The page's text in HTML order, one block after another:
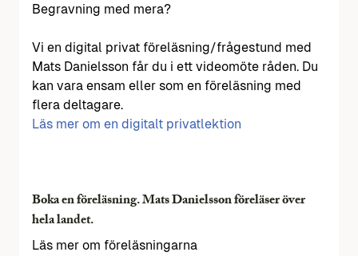
Begravning med mera?
Vi en digital privat föreläsning/frågestund med
Mats Danielsson får du i ett videomöte råden. Du
kan vara ensam eller som en föreläsning med
flera deltagare.
Läs mer om en digitalt privatlektion
Boka en föreläsning. Mats Danielsson föreläser över
hela landet.
Läs mer om föreläsningarna